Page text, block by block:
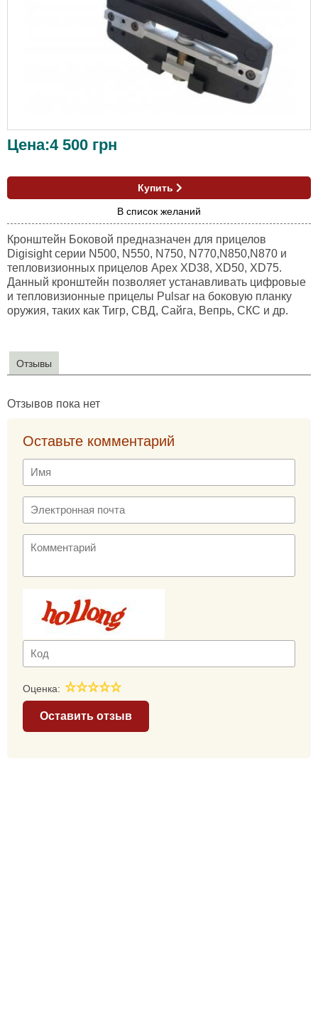
Цена:4 500 грн
Купить
В список желаний
Кронштейн Боковой предназначен для прицелов
Digisight серии N500, N550, N750, N770,N850,N870 и
тепловизионных прицелов Apex XD38, XD50, XD75.
Данный кронштейн позволяет устанавливать цифровые
и тепловизионные прицелы Pulsar на боковую планку
оружия, таких как Тигр, СВД, Сайга, Вепрь, СКС и др.
Отзывы
Отзывов пока нет
Оставьте комментарий
Оценка:
Оставить отзыв